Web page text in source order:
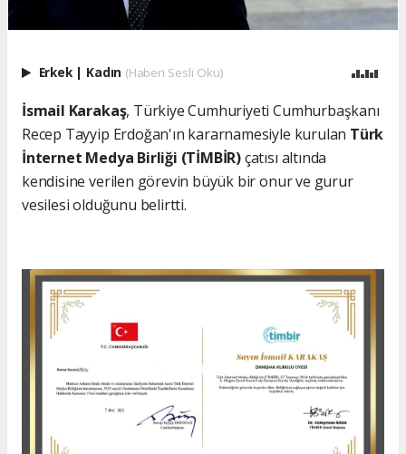
Erkek | Kadın (Haberi Sesli Oku)
İsmail Karakaş, Türkiye Cumhuriyeti Cumhurbaşkanı
Recep Tayyip Erdoğan'ın kararnamesiyle kurulan Türk
İnternet Medya Birliği (TİMBİR)çatısı altında
kendisine verilen görevin büyük bir onur ve gurur
vesilesi olduğunu belirtti.